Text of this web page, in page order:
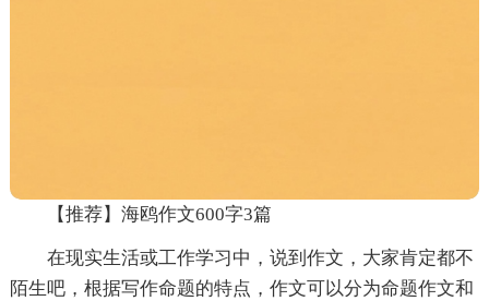
【推荐】海鸥作文600字3篇
在现实生活或工作学习中，说到作文，大家肯定都不
陌生吧，根据写作命题的特点，作文可以分为命题作文和